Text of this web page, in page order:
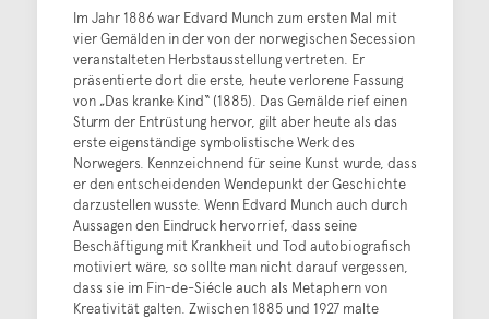
Im Jahr 1886 war Edvard Munch zum ersten Mal mit
vier Gemälden in der von der norwegischen Secession
veranstalteten Herbstausstellung vertreten. Er
präsentierte dort die erste, heute verlorene Fassung
von „Das kranke Kind“ (1885). Das Gemälde rief einen
Sturm der Entrüstung hervor, gilt aber heute als das
erste eigenständige symbolistische Werk des
Norwegers. Kennzeichnend für seine Kunst wurde, dass
er den entscheidenden Wendepunkt der Geschichte
darzustellen wusste. Wenn Edvard Munch auch durch
Aussagen den Eindruck hervorrief, dass seine
Beschäftigung mit Krankheit und Tod autobiografisch
motiviert wäre, so sollte man nicht darauf vergessen,
dass sie im Fin-de-Siécle auch als Metaphern von
Kreativität galten. Zwischen 1885 und 1927 malte